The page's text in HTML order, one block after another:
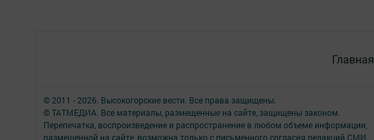
Главная
© 2011 - 2026. Высокогорские вести. Все права защищены.
© ТАТМЕДИА. Все материалы, размещенные на сайте, защищены законом.
Перепечатка, воспроизведение и распространение в любом объеме информации,
размещенной на сайте, возможна только с письменного согласия редакций СМИ.